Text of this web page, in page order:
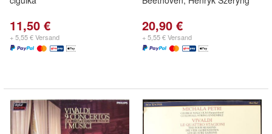
11,50 €
+ 5,55 € Versand
20,90 €
+ 5,55 € Versand